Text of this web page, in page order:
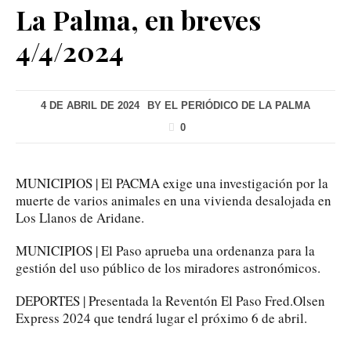
La Palma, en breves
4/4/2024
4 DE ABRIL DE 2024 BY EL PERIÓDICO DE LA PALMA
0
MUNICIPIOS | El PACMA exige una investigación por la
muerte de varios animales en una vivienda desalojada en
Los Llanos de Aridane.
MUNICIPIOS | El Paso aprueba una ordenanza para la
gestión del uso público de los miradores astronómicos.
DEPORTES | Presentada la Reventón El Paso Fred.Olsen
Express 2024 que tendrá lugar el próximo 6 de abril.